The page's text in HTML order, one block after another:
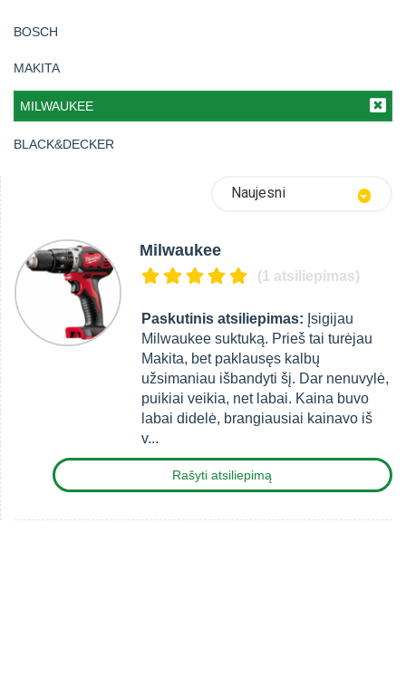
BOSCH
MAKITA
MILWAUKEE
BLACK&DECKER
Naujesni
Milwaukee
(1 atsiliepimas)
Paskutinis atsiliepimas: Įsigijau
Milwaukee suktuką. Prieš tai turėjau
Makita, bet paklausęs kalbų
užsimaniau išbandyti šį. Dar nenuvylė,
puikiai veikia, net labai. Kaina buvo
labai didelė, brangiausiai kainavo iš
v...
Rašyti atsiliepimą